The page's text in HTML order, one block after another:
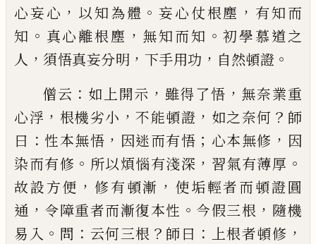
心妄心 ， 以知為體 。妄心仗根塵 ， 有知而
知 。 真心離根塵 ， 無知而知 。初學慕道之
人 ， 須悟真妄分明 ， 下手用功 ， 自然頓證 。
僧云 ： 如上開示 ， 雖得了悟 ， 無奈業重
心浮 ， 根機劣小 ，不能頓證 ， 如之奈何 ？ 師
曰 ： 性本無悟 ， 因迷而有悟 ； 心本無修 ， 因
染而有修 。 所以煩惱有淺深 ， 習氣有薄厚 。
故設方便 ， 修有頓漸 ， 使垢輕者而頓證圓
通 ，令障重者而漸復本性 。 今假三根 ， 隨機
易入 。 問 ： 云何三根 ？ 師曰 ： 上根者頓修 ，